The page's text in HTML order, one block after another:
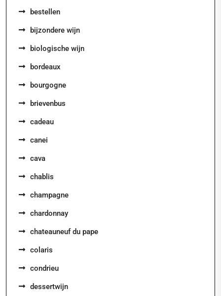
bestellen
bijzondere wijn
biologische wijn
bordeaux
bourgogne
brievenbus
cadeau
canei
cava
chablis
champagne
chardonnay
chateauneuf du pape
colaris
condrieu
dessertwijn